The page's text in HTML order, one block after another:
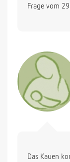
Frage vom
Das Kauen